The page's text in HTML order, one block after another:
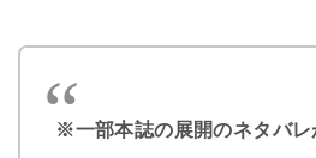
※一部本誌の展開のネタバレ